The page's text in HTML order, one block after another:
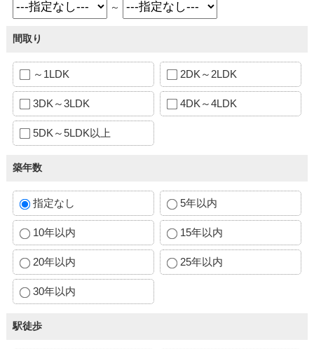
～
間取り
～1LDK 2DK～2LDK
3DK～3LDK 4DK～4LDK
5DK～5LDK以上
築年数
指定なし 5年以内
10年以内 15年以内
20年以内 25年以内
30年以内
駅徒歩